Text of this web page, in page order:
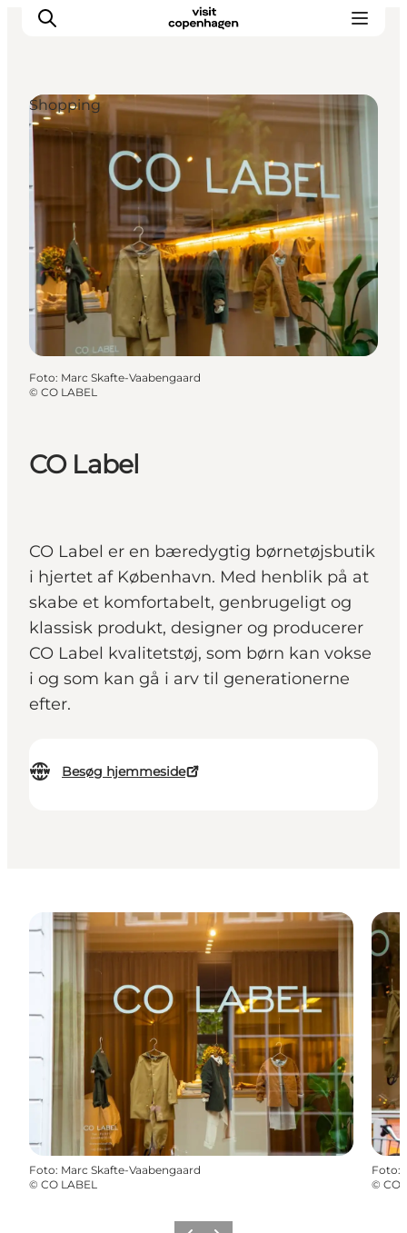
This is Copenhagen
Aktiviteter
Spis & drik
Områder
Planlæg din tur
CopenPay
Copenhagen Card
CO Label
CO Label er en bæredygtig børnetøjsbutik
i hjertet af København. Med henblik på at
skabe et komfortabelt, genbrugeligt og
klassisk produkt, designer og producerer
CO Label kvalitetstøj, som børn kan vokse
i og som kan gå i arv til generationerne
efter.
Besøg hjemmeside
Shopping
Foto: Marc Skafte-Vaabengaard
© CO LABEL
Foto: Marc Skafte-Vaabengaard
© CO LABEL
Foto:
© CO